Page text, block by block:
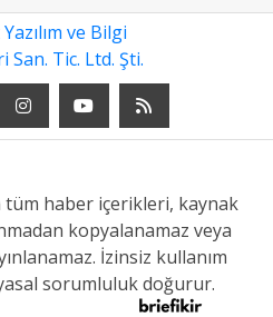
tüm haber içerikleri, kaynak
kopyalanamaz veya
İzinsiz kullanım
sorumluluk doğurur.